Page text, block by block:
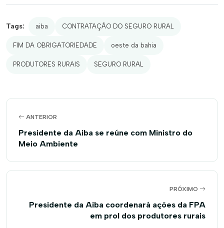
Tags: aiba CONTRATAÇÃO DO SEGURO RURAL
FIM DA OBRIGATORIEDADE oeste da bahia
PRODUTORES RURAIS SEGURO RURAL
ANTERIOR
Presidente da Aiba se reúne com Ministro do
Meio Ambiente
PRÓXIMO
Presidente da Aiba coordenará ações da FPA
em prol dos produtores rurais